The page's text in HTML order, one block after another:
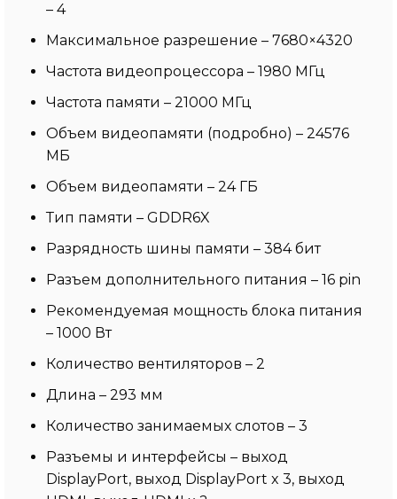
– 4
Максимальное разрешение – 7680×4320
Частота видеопроцессора – 1980 МГц
Частота памяти – 21000 МГц
Объем видеопамяти (подробно) – 24576
МБ
Объем видеопамяти – 24 ГБ
Тип памяти – GDDR6X
Разрядность шины памяти – 384 бит
Разъем дополнительного питания – 16 pin
Рекомендуемая мощность блока питания
– 1000 Вт
Количество вентиляторов – 2
Длина – 293 мм
Количество занимаемых слотов – 3
Разъемы и интерфейсы – выход
DisplayPort, выход DisplayPort x 3, выход